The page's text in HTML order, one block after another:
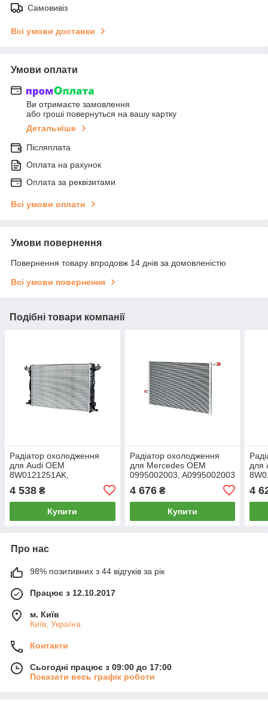
Самовивіз
Всі умови доставки
Умови оплати
Ви отримаєте замовлення
або гроші повернуться на вашу картку
Детальніше
Післяплата
Оплата на рахунок
Оплата за реквізитами
Всі умови оплати
Умови повернення
Повернення товару впродовж 14 днів за домовленістю
Всі умови повернення
Подібні товари компанії
Радіатор охолодження
для Audi OEM
8W0121251AK,
8W0121251L, 8W121251L
4 538 ₴
Купити
Радіатор охолодження
для Mercedes OEM
0995002003, A0995002003
4 676₴
Купити
для
4
Про нас
98% позитивних з 44 відгуків за рік
Працює з 12.10.2017
м. Київ
Київ, Україна
Контакти
Сьогодні працює з 09:00 до 17:00
Показати весь графік роботи